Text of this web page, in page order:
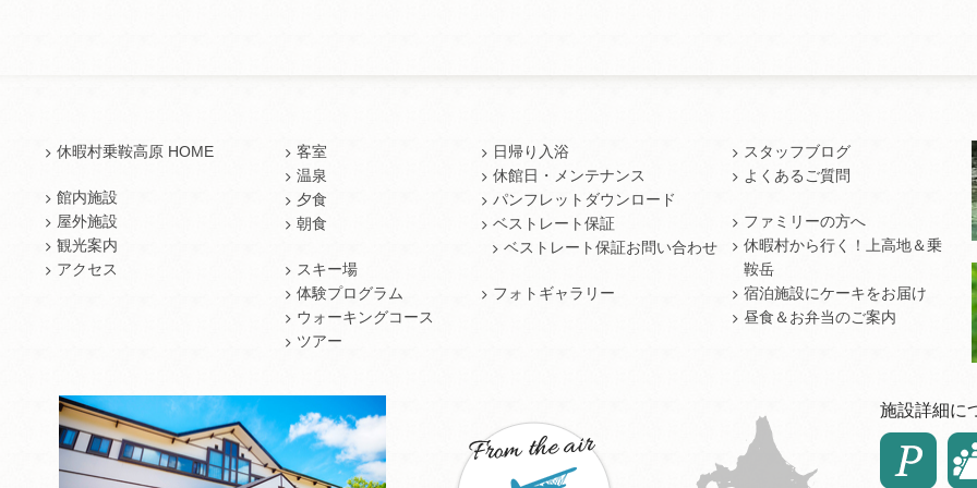
休暇村乗鞍高原 HOME
館内施設
屋外施設
観光案内
アクセス
客室
温泉
夕食
朝食
スキー場
体験プログラム
ウォーキングコース
ツアー
日帰り入浴
休館日・メンテナンス
パンフレットダウンロード
ベストレート保証
ベストレート保証お問い合わせ
フォトギャラリー
スタッフブログ
よくあるご質問
ファミリーの方へ
休暇村から行く！上高地＆乗
鞍岳
宿泊施設にケーキをお届け
昼食＆お弁当のご案内
施設詳細に